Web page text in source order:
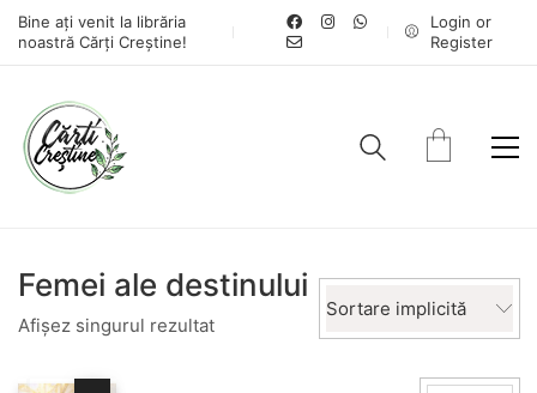
Bine ați venit la librăria
noastră Cărți Creștine!
Login or
Register
Femei ale destinului
Afișez singurul rezultat
Sortare implicită